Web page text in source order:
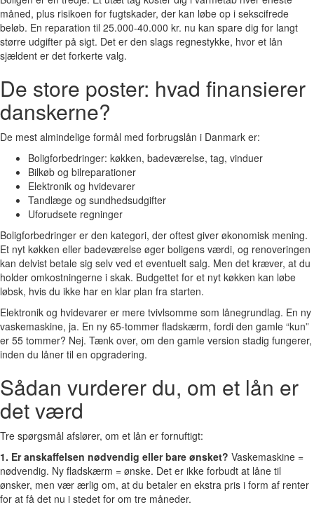
måned, plus risikoen for fugtskader, der kan løbe op i sekscifrede
beløb. En reparation til 25.000-40.000 kr. nu kan spare dig for langt
større udgifter på sigt. Det er den slags regnestykke, hvor et lån
sjældent er det forkerte valg.
De store poster: hvad finansierer
danskerne?
De mest almindelige formål med forbrugslån i Danmark er:
Boligforbedringer: køkken, badeværelse, tag, vinduer
Bilkøb og bilreparationer
Elektronik og hvidevarer
Tandlæge og sundhedsudgifter
Uforudsete regninger
Boligforbedringer er den kategori, der oftest giver økonomisk mening.
Et nyt køkken eller badeværelse øger boligens værdi, og renoveringen
kan delvist betale sig selv ved et eventuelt salg. Men det kræver, at du
holder omkostningerne i skak. Budgettet for et nyt køkken kan løbe
løbsk, hvis du ikke har en klar plan fra starten.
Elektronik og hvidevarer er mere tvivlsomme som lånegrundlag. En ny
vaskemaskine, ja. En ny 65-tommer fladskærm, fordi den gamle “kun”
er 55 tommer? Nej. Tænk over, om den gamle version stadig fungerer,
inden du låner til en opgradering.
Sådan vurderer du, om et lån er
det værd
Tre spørgsmål afslører, om et lån er fornuftigt:
1. Er anskaffelsen nødvendig eller bare ønsket? Vaskemaskine =
nødvendig. Ny fladskærm = ønske. Det er ikke forbudt at låne til
ønsker, men vær ærlig om, at du betaler en ekstra pris i form af renter
for at få det nu i stedet for om tre måneder.